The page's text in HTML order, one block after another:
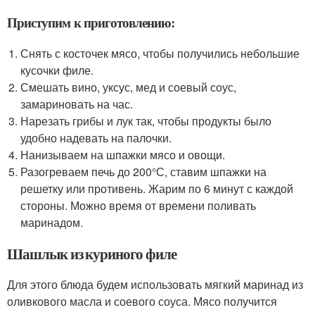
Приступим к приготовлению:
Снять с косточек мясо, чтобы получились небольшие
кусочки филе.
Смешать вино, уксус, мед и соевый соус,
замариновать на час.
Нарезать грибы и лук так, чтобы продукты было
удобно надевать на палочки.
Нанизываем на шпажки мясо и овощи.
Разогреваем печь до 200°С, ставим шпажки на
решетку или противень. Жарим по 6 минут с каждой
стороны. Можно время от времени поливать
маринадом.
Шашлык из куриного филе
Для этого блюда будем использовать мягкий маринад из
оливкового масла и соевого соуса. Мясо получится